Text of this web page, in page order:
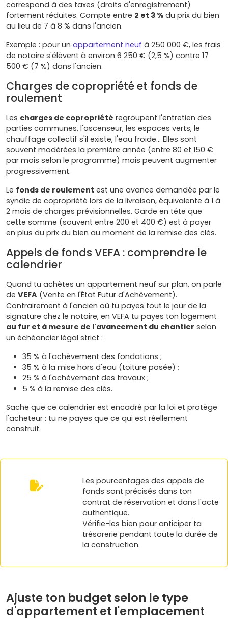
correspond à des taxes (droits d'enregistrement)
fortement réduites. Compte entre 2 et 3 % du prix du bien
au lieu de 7 à 8 % dans l'ancien.
Exemple : pour un appartement neuf à 250 000 €, les frais
de notaire s'élèvent à environ 6 250 € (2,5 %) contre 17
500 € (7 %) dans l'ancien.
Charges de copropriété et fonds de
roulement
Les charges de copropriété regroupent l'entretien des
parties communes, l'ascenseur, les espaces verts, le
chauffage collectif s'il existe, l'eau froide… Elles sont
souvent modérées la première année (entre 80 et 150 €
par mois selon le programme) mais peuvent augmenter
progressivement.
Le fonds de roulement est une avance demandée par le
syndic de copropriété lors de la livraison, équivalente à 1 à
2 mois de charges prévisionnelles. Garde en tête que
cette somme (souvent entre 200 et 400 €) est à payer
en plus du prix du bien au moment de la remise des clés.
Appels de fonds VEFA : comprendre le
calendrier
Quand tu achètes un appartement neuf sur plan, on parle
de VEFA (Vente en l'État Futur d'Achèvement).
Contrairement à l'ancien où tu payes tout le jour de la
signature chez le notaire, en VEFA tu payes ton logement
au fur et à mesure de l'avancement du chantier selon
un échéancier légal strict :
35 % à l'achèvement des fondations ;
35 % à la mise hors d'eau (toiture posée) ;
25 % à l'achèvement des travaux ;
5 % à la remise des clés.
Sache que ce calendrier est encadré par la loi et protège
l'acheteur : tu ne payes que ce qui est réellement
construit.
Les pourcentages des appels de
fonds sont précisés dans ton
contrat de réservation et dans l'acte
authentique.
Vérifie-les bien pour anticiper ta
trésorerie pendant toute la durée de
la construction.
Ajuste ton budget selon le type
d'appartement et l'emplacement